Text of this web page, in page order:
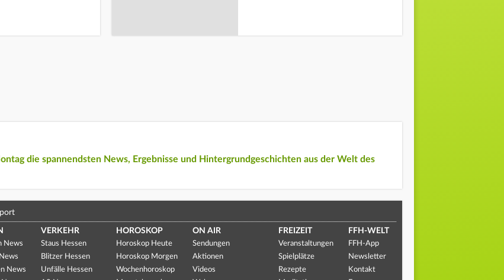
die spannendsten News, Ergebnisse und Hintergrundgeschichten aus der Welt des
News
News
VERKEHR
Staus Hessen
Blitzer Hessen
Unfälle Hessen
HOROSKOP
Horoskop Heute
Horoskop Morgen
Wochenhoroskop
ON AIR
Sendungen
Aktionen
Videos
FREIZEIT
Veranstaltungen
Spielplätze
Rezepte
FFH-WELT
FFH-App
Newsletter
Kontakt